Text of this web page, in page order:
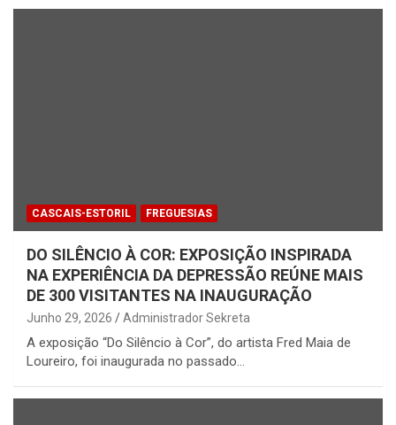
CASCAIS-ESTORIL FREGUESIAS
DO SILÊNCIO À COR: EXPOSIÇÃO INSPIRADA
NA EXPERIÊNCIA DA DEPRESSÃO REÚNE MAIS
DE 300 VISITANTES NA INAUGURAÇÃO
Junho 29, 2026 Administrador Sekreta
A exposição “Do Silêncio à Cor”, do artista Fred Maia de
Loureiro, foi inaugurada no passado…